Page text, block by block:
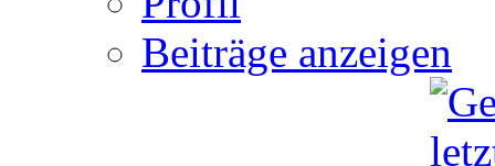
Beiträge anzeigen